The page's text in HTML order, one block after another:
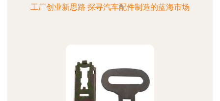
工厂创业新思路 探寻汽车配件制造的蓝海市场